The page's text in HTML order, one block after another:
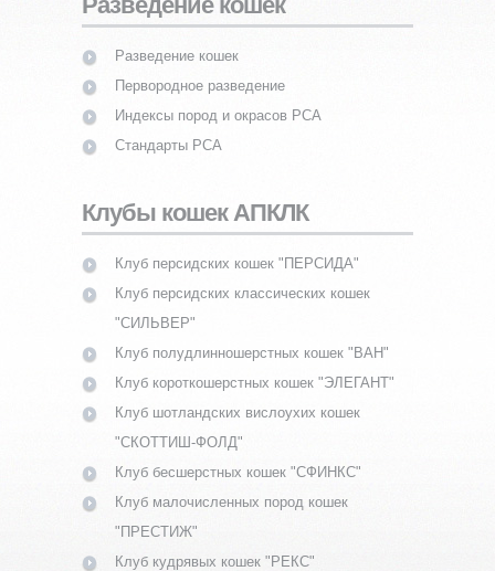
Разведение кошек
Первородное разведение
Индексы пород и окрасов PCA
Стандарты PCA
Клубы кошек АПКЛК
Клуб персидских кошек "ПЕРСИДА"
Клуб персидских классических кошек
"СИЛЬВЕР"
Клуб полудлинношерстных кошек "ВАН"
Клуб короткошерстных кошек "ЭЛЕГАНТ"
Клуб шотландских вислоухих кошек
"СКОТТИШ-ФОЛД"
Клуб бесшерстных кошек "СФИНКС"
Клуб малочисленных пород кошек
"ПРЕСТИЖ"
Клуб кудрявых кошек "РЕКС"